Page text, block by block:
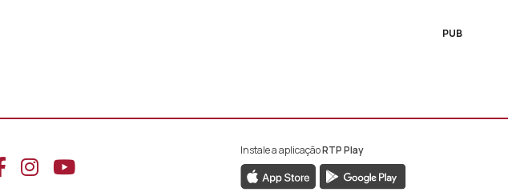
PUB
Aceder ao Facebook da RTP África
Aceder ao Instagram da RTP África
Aceder ao YouTube da RTP África
Instale a aplicaçãoRTP Play